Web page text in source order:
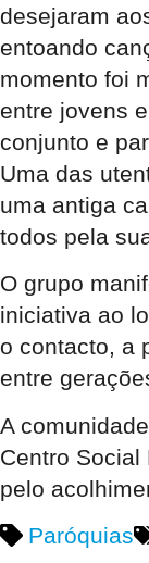
desejaram
entoando
momento foi
entre jovens
conjunto e
Uma das
uma antiga
todos pela
O grupo
iniciativa ao
o contacto, a
entre
A
Centro Social
pelo
Paróquias